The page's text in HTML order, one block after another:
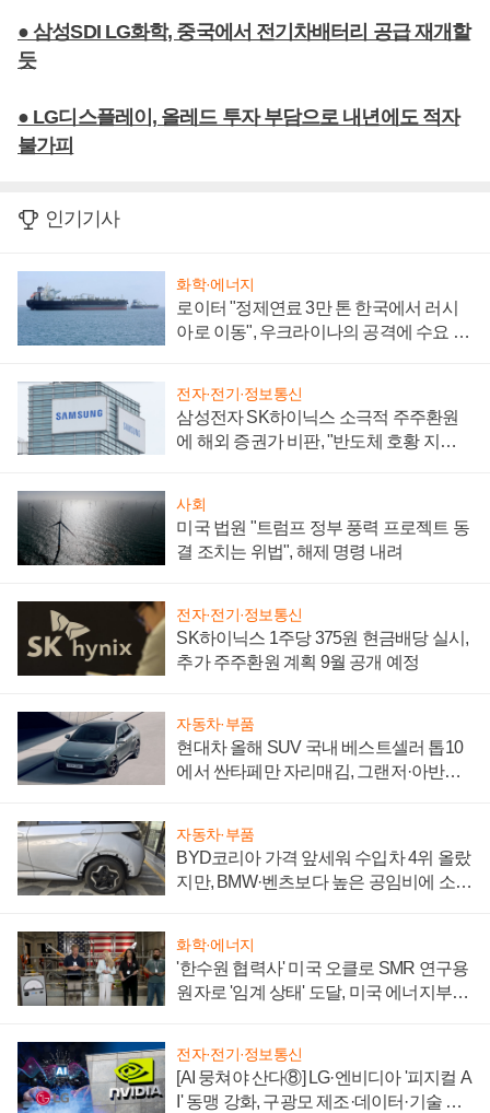
● 삼성SDI LG화학, 중국에서 전기차배터리 공급 재개할
듯
● LG디스플레이, 올레드 투자 부담으로 내년에도 적자
불가피
인기기사
화학·에너지
로이터 "정제연료 3만 톤 한국에서 러시
아로 이동", 우크라이나의 공격에 수요 늘
전자·전기·정보통신
삼성전자 SK하이닉스 소극적 주주환원
에 해외 증권가 비판, "반도체 호황 지속
사회
미국 법원 "트럼프 정부 풍력 프로젝트 동
결 조치는 위법", 해제 명령 내려
전자·전기·정보통신
SK하이닉스 1주당 375원 현금배당 실시,
추가 주주환원 계획 9월 공개 예정
자동차·부품
현대차 올해 SUV 국내 베스트셀러 톱10
에서 싼타페만 자리매김, 그랜저·아반떼
자동차·부품
BYD코리아 가격 앞세워 수입차 4위 올랐
지만, BMW·벤츠보다 높은 공임비에 소비
화학·에너지
'한수원 협력사' 미국 오클로 SMR 연구용
원자로 '임계 상태' 도달, 미국 에너지부
전자·전기·정보통신
[AI 뭉쳐야 산다⑧] LG·엔비디아 '피지컬 A
I' 동맹 강화, 구광모 제조·데이터·기술 결